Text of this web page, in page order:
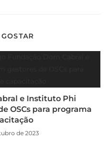
e Instituto Phi
OSCs para programa
de 2023